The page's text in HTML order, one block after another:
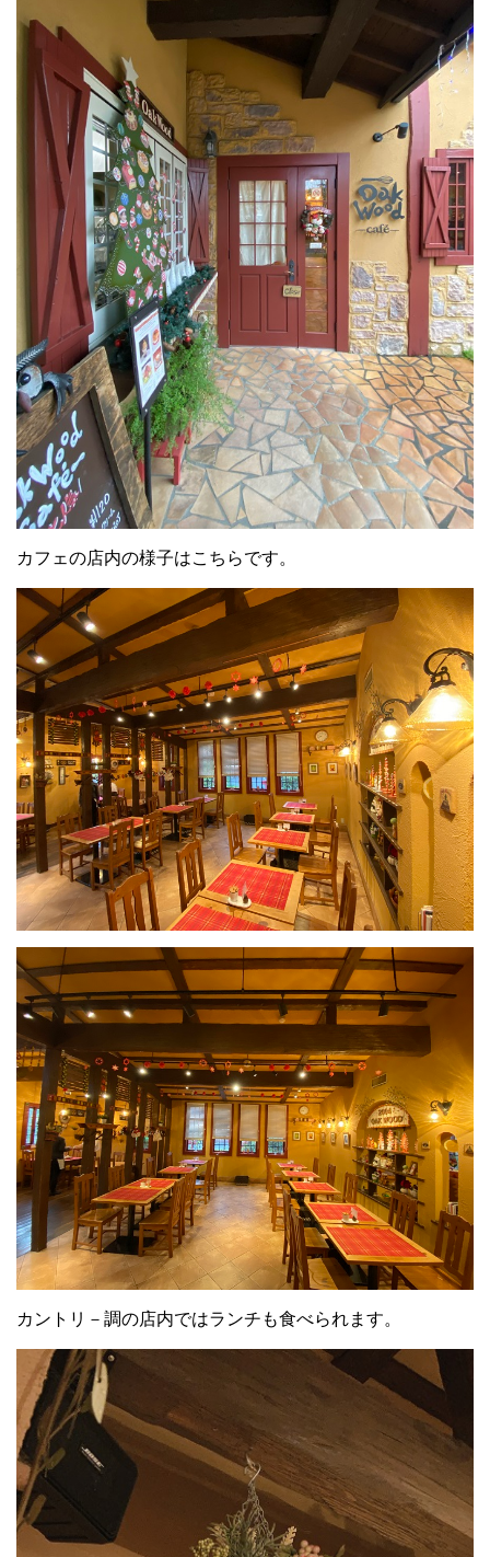
カフェの店内の様子はこちらです。
カントリ－調の店内ではランチも食べられます。